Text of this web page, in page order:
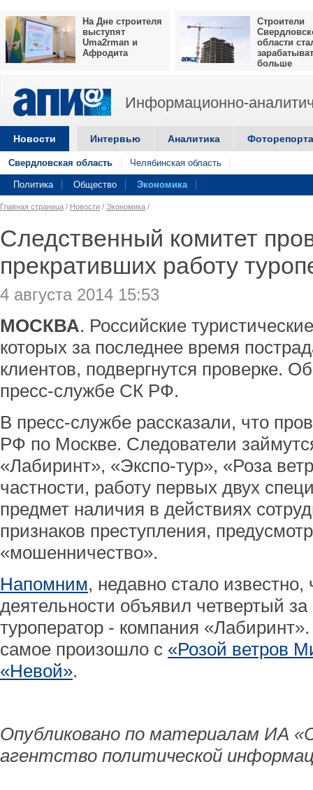
На Дне строителя
выступят
Uma2rman и
Афродита
Строители
области
больше
Информационно-
Новости Интервью Аналитика
Свердловская область Челябинская область
Политика Общество Экономика
Главная страница / Новости / Экономика /
Следственный комитет
прекративших работу
4 августа 2014 15:53
МОСКВА. Российские
которых за последнее время
клиентов, подвергнутся проверке.
пресс-службе СК РФ.
В пресс-службе рассказали, что
РФ по Москве. Следователи
«Лабиринт», «Экспо-тур», «Роза
частности, работу первых двух
предмет наличия в действиях
признаков преступления,
«мошенничество».
Напомним, недавно стало
деятельности объявил четвертый
туроператор - компания
самое произошло с «Розой ветров
«Невой».
Опубликовано по материалам ИА
агентство политической